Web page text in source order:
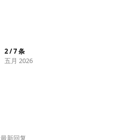
2/7条
五月 2026
最新回复